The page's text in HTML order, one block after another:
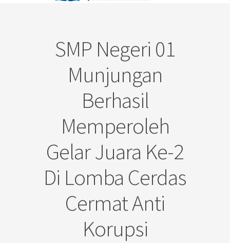
SMP Negeri 01
Munjungan
Berhasil
Memperoleh
Gelar Juara Ke-2
Di Lomba Cerdas
Cermat Anti
Korupsi